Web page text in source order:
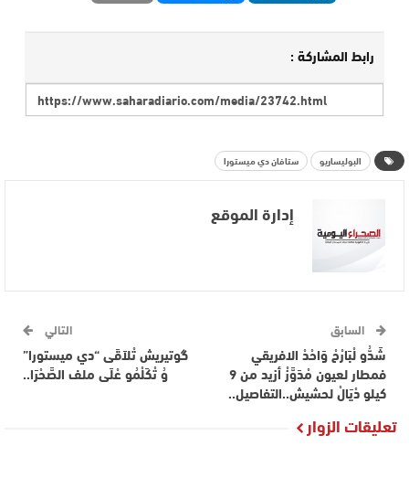
رابط المشاركة :
البوليساريو ستافان دي ميستورا
إدارة الموقع
السابق
شَدُّو لْبَارْحْ وَاحْدْ الافريقي
فمطار لعيون مْدَوَّزْ أزيد من 9
كيلو دْيَالْ لحشيش..التفاصيل..
التالي
گوتيريش تْلاَقَى “دي ميستورا”
وُ تْكَلْمُو عْلَى ملف الصَّحْرَا..
تعليقات الزوار